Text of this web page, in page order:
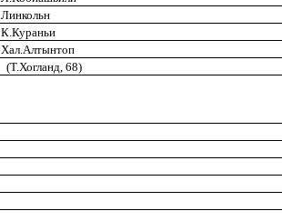
Линкольн
К.Кураньи
Хал.Алтынтоп
(Т.Хогланд, 68)